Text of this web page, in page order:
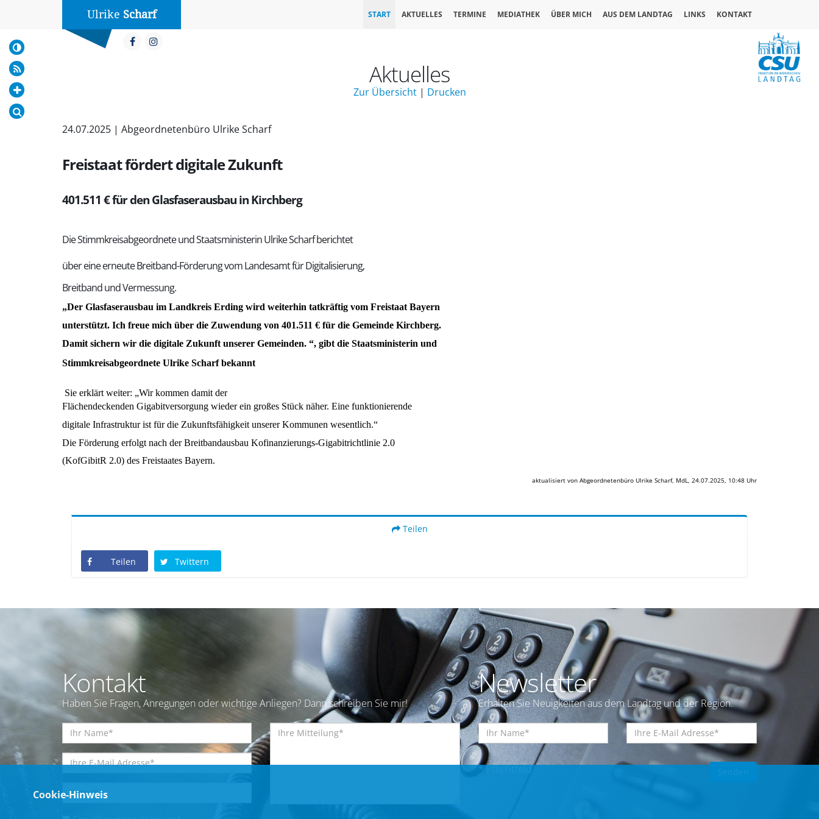
Ulrike Scharf START AKTUELLES TERMINE MEDIATHEK ÜBER MICH AUS DEM LANDTAG LINKS KONTAKT
Aktuelles
Zur Übersicht| Drucken
24.07.2025 | Abgeordnetenbüro Ulrike Scharf
Freistaat fördert digitale Zukunft
401.511 € für den Glasfaserausbau in Kirchberg
Die Stimmkreisabgeordnete und Staatsministerin Ulrike Scharf berichtet
über eine erneute Breitband-Förderung vom Landesamt für Digitalisierung,
Breitband und Vermessung.
Der Glasfaserausbau im Landkreis Erding wird weiterhin tatkräftig vom Freistaat Bayern
unterstützt. Ich freue mich über die Zuwendung von 401.511 € für die Gemeinde Kirchberg.
Damit sichern wir die digitale Zukunft unserer Gemeinden. “, gibt die Staatsministerin und
Stimmkreisabgeordnete Ulrike Scharf bekannt
Sie erklärt weiter: „Wir kommen damit der
Flächendeckenden Gigabitversorgung wieder ein großes Stück näher. Eine funktionierende
digitale Infrastruktur ist für die Zukunftsfähigkeit unserer Kommunen wesentlich.“
Die Förderung erfolgt nach der Breitbandausbau Kofinanzierungs-Gigabitrichtlinie 2.0
(KofGibitR 2.0) des Freistaates Bayern.
aktualisiert von Abgeordnetenbüro Ulrike Scharf, MdL, 24.07.2025, 10:48 Uhr
Teilen
Teilen Twittern
Kontakt
Haben Sie Fragen, Anregungen oder wichtige Anliegen? Dann schreiben Sie mir!
Newsletter
Erhalten Sie Neuigkeiten aus dem Landtag und der Region.
* Pflichtfeld
Cookie-Hinweis